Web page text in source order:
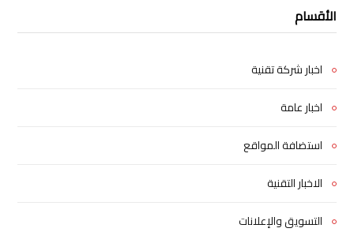
الأقسام
اخبار شركة تقنية
اخبار عامة
استضافة المواقع
الاخبار التقنية
التسويق والإعلانات